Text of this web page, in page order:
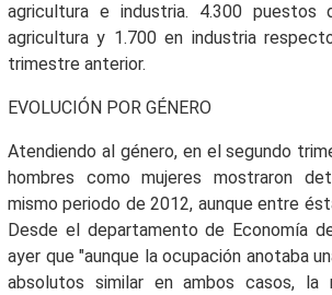
agricultura e industria. 4.300 puestos
agricultura y 1.700 en industria
trimestre anterior.
EVOLUCIÓN POR GÉNERO
Atendiendo al género, en el segundo
hombres como mujeres mostraron
mismo periodo de 2012, aunque entre
Desde el departamento de Economía
ayer que "aunque la ocupación anotaba
absolutos similar en ambos casos, la